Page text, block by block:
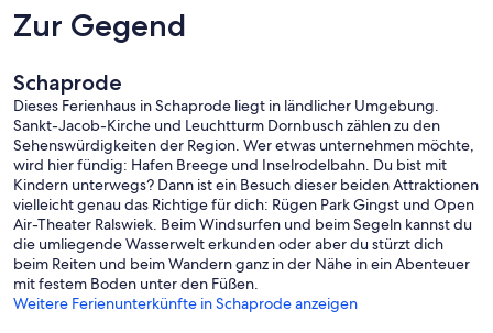
Zur Gegend
Schaprode
Dieses Ferienhaus in Schaprode liegt in ländlicher Umgebung.
Sankt-Jacob-Kirche und Leuchtturm Dornbusch zählen zu den
Sehenswürdigkeiten der Region. Wer etwas unternehmen möchte,
wird hier fündig: Hafen Breege und Inselrodelbahn. Du bist mit
Kindern unterwegs? Dann ist ein Besuch dieser beiden Attraktionen
vielleicht genau das Richtige für dich: Rügen Park Gingst und Open
Air-Theater Ralswiek. Beim Windsurfen und beim Segeln kannst du
die umliegende Wasserwelt erkunden oder aber du stürzt dich
beim Reiten und beim Wandern ganz in der Nähe in ein Abenteuer
mit festem Boden unter den Füßen.
Weitere Ferienunterkünfte in Schaprode anzeigen